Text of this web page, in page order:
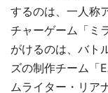
するのは、一人称
チャーゲーム「ミ
がけるのは、バト
ズの制作チーム「
ムライター・リア